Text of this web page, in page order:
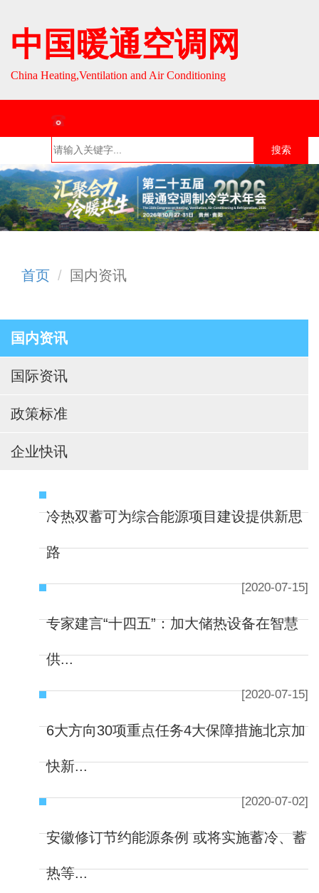
中国暖通空调网
China Heating,Ventilation and Air Conditioning
搜索
首页
组织介
绍
组织活
动
行业资
讯
English
首页 国内资讯
国内资讯
国际资讯
政策标准
企业快讯
冷热双蓄可为综合能源项目建设提供新思
路
[2020-07-15]
专家建言“十四五”：加大储热设备在智慧
供...
[2020-07-15]
6大方向30项重点任务4大保障措施北京加
快新...
[2020-07-02]
安徽修订节约能源条例 或将实施蓄冷、蓄
热等...